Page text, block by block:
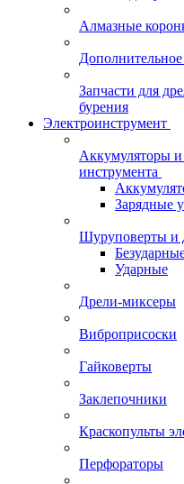
Алмазные
Запчасти для
бурения
Электроинструмент
Аккумуляторы и
инструмента
Зарядные
Шуруповерты и
Ударные
Дрели-миксеры
Виброприсоски
Гайковерты
Заклепочники
Краскопульты
Перфораторы